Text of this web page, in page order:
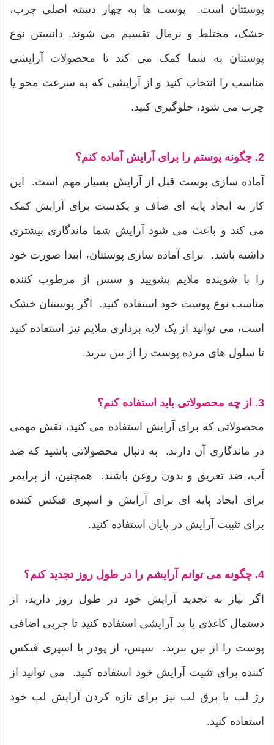
پوستتان است. پوست ها به چهار دسته اصلی چرب،
خشک، مختلط و نرمال تقسیم می شوند. دانستن نوع
پوستتان به شما کمک می کند تا محصولات آرایشی
مناسب را انتخاب کنید و از آرایشی که به سرعت محو یا
چرب می شود، جلوگیری کنید.
2. چگونه پوستم را برای آرایش آماده کنم؟
آماده سازی پوست قبل از آرایش بسیار مهم است. این
کار به ایجاد پایه ای صاف و یکدست برای آرایش کمک
می کند و باعث می شود آرایش شما ماندگاری بیشتری
داشته باشد. برای آماده سازی پوستتان، ابتدا صورت خود
را با شوینده ملایم بشویید و سپس از مرطوب کننده
مناسب نوع پوست خود استفاده کنید. اگر پوستتان خشک
است، می توانید از یک لایه برداری ملایم نیز استفاده کنید
تا سلول های مرده پوست را از بین ببرید.
3. از چه محصولاتی باید استفاده کنم؟
محصولاتی که برای آرایش استفاده می کنید، نقش مهمی
در ماندگاری آن دارند. به دنبال محصولاتی باشید که ضد
آب، ضد تعریق و بدون روغن باشند. همچنین، از پرایمر
برای ایجاد پایه ای برای آرایش و اسپری فیکس کننده
برای تثبیت آرایش در پایان استفاده کنید.
4. چگونه می توانم آرایشم را در طول روز تجدید کنم؟
اگر نیاز به تجدید آرایش خود در طول روز دارید، از
دستمال کاغذی یا پد آرایشی استفاده کنید تا چربی اضافی
پوست را از بین ببرید. سپس، از پودر یا اسپری فیکس
کننده برای تثبیت آرایش خود استفاده کنید. می توانید از
رژ لب یا برق لب نیز برای تازه کردن آرایش لب خود
استفاده کنید.